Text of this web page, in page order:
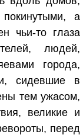
а
чьи-то глаза
людей,
города,
сидевшие в
тем ужасом,
великие и
перед